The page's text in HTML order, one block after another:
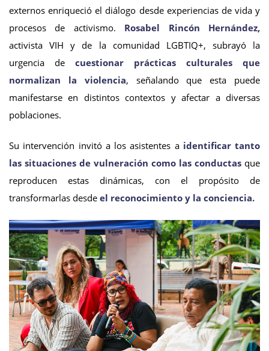
externos enriqueció el diálogo desde experiencias de vida y
procesos de activismo. Rosabel Rincón Hernández,
activista VIH y de la comunidad LGBTIQ+, subrayó la
urgencia de cuestionar prácticas culturales que
normalizan la violencia, señalando que esta puede
manifestarse en distintos contextos y afectar a diversas
poblaciones.
Su intervención invitó a los asistentes a identificar tanto
las situaciones de vulneración como las conductas que
reproducen estas dinámicas, con el propósito de
transformarlas desde el reconocimiento y la conciencia.